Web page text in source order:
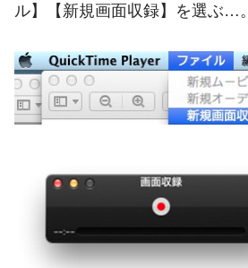
ル】【新規画面収録】を選ぶ…。